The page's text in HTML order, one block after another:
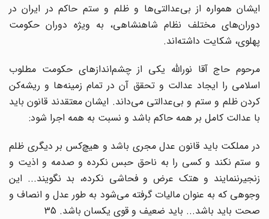
ایشان همواره از بی‌عدالتی‌ها و ظلم و ستم حاکم در ایران در
دوران‌های مختلف نظام شاهنشاهی، به ویژه دوران حکومت
پهلوی، شکایت داشته‌اند.
مرحوم حاج آقا نوراللّه یکی از چشم‌اندازهای حکومت مطلوب
اسلامی را ایجاد عدالت و تحقق آن در تمام زمینه‌ها و ریشه‌کن
کردن ظلم و ستم و بی‌عدالتی می‌داند. ایشان معتقدند قانون باید
با عدالت کامل بر همه حاکم باشد و نسبت به همه اجرا شود:
در مملکت باید قانون عدل مجری باشد و هیچ‌کس بر دیگری ظلم
و ستم نکند و کسی را به ناحق حبس نکرده و صدمه و اذیت و
زنجیرننمایند و هتک عرض و فحاشی نکرده، بد نگویند... این
وجوهی که به عنوان مالیات گرفته می‌شود به طور عدل و انصاف و
صحت باید باشد... باید ضعیف و قوی یکسان باشد. 35